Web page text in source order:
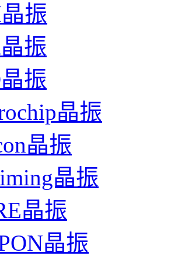
振
振
振
晶振
晶振
晶振
晶振
晶振